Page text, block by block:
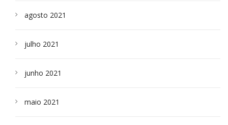
agosto 2021
julho 2021
junho 2021
maio 2021